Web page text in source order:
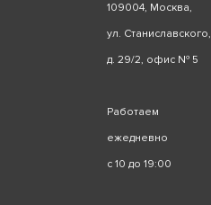
109004, Москва,
ул. Станиславского,
д. 29/2, офис № 5
Работаем
ежедневно
с 10 до 19:00